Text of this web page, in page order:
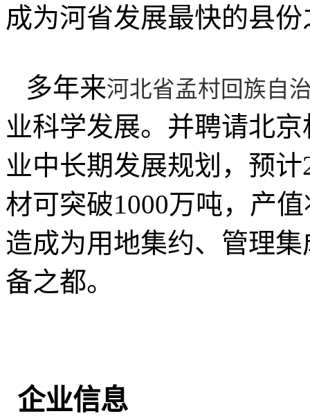
成为河省发展最快的县
多年来河北省孟村回族自
业科学发展。并聘请北
业中长期发展规划，预
材可突破1000万吨，产
造成为用地集约、管理
备之都。
企业信息